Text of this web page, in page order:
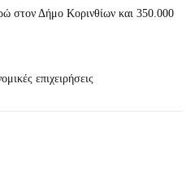
στον Δήμο Κορινθίων και 350.000
επιχειρήσεις